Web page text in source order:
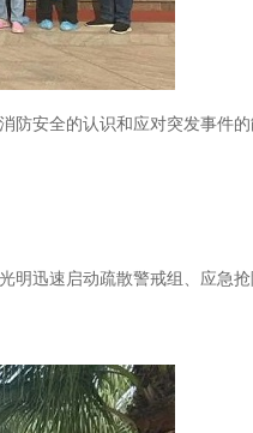
防安全的认识和应对突发事件的
明迅速启动疏散警戒组、应急